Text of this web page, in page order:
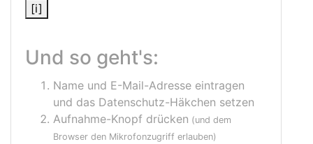
[i]
Und so geht's:
Name und E-Mail-Adresse eintragen
und das Datenschutz-Häkchen setzen
Aufnahme-Knopf drücken (und dem
Browser den Mikrofonzugriff erlauben)